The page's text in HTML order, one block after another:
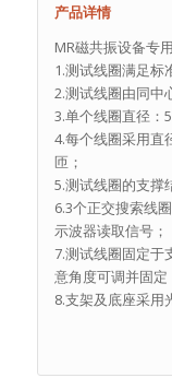
产品详情
MR磁共振设备专
1.测试线圈满足标
2.测试线圈由同中
3.单个线圈直径：
4.每个线圈采用直
匝；
5.测试线圈的支撑
6.3个正交搜索线
示波器读取信号；
7.测试线圈固定于
意角度可调并固定
8.支架及底座采用